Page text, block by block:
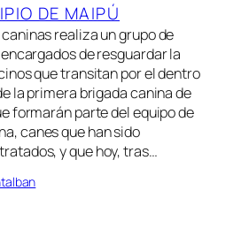
DE MAIPÚ
realiza un grupo de
de resguardar la
que transitan por el dentro
la primera brigada canina de
formarán parte del equipo de
canes que han sido
y que hoy, tras…